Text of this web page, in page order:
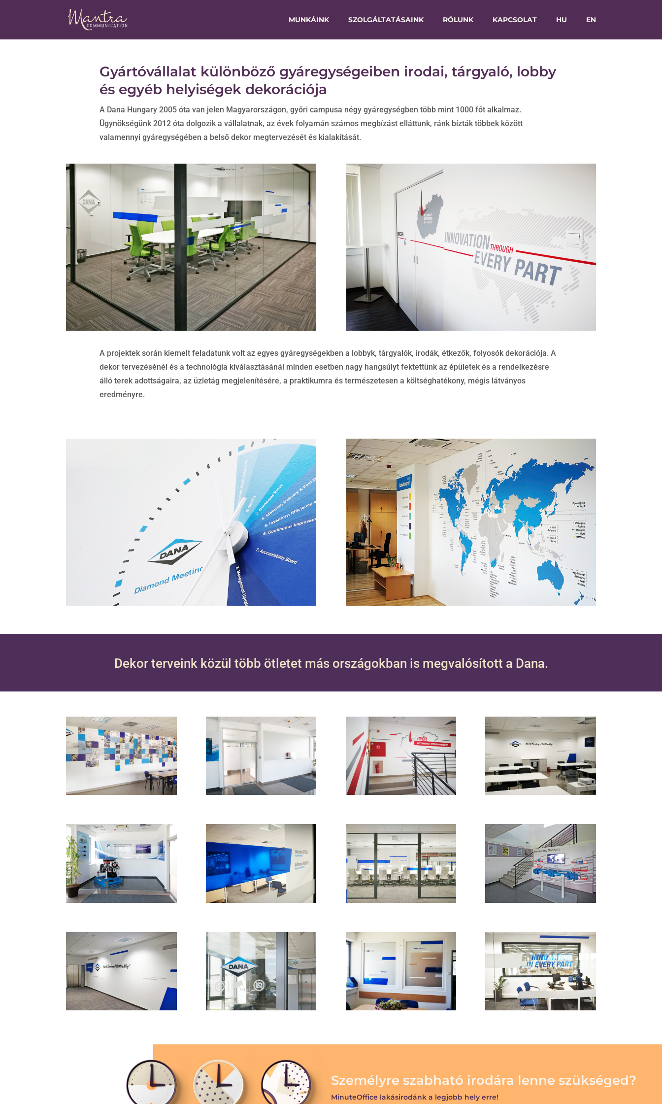
MUNKÁINK SZOLGÁLTATÁSAINK RÓLUNK KAPCSOLAT HU EN
Gyártóvállalat különböző gyáregységeiben irodai, tárgyaló, lobby
és egyéb helyiségek dekorációja
A Dana Hungary 2005 óta van jelen Magyarországon, győri campusa négy gyáregységben több mint 1000 főt alkalmaz.
Ügynökségünk 2012 óta dolgozik a vállalatnak, az évek folyamán számos megbízást elláttunk, ránk bízták többek között
valamennyi gyáregységében a belső dekor megtervezését és kialakítását.
A projektek során kiemelt feladatunk volt az egyes gyáregységekben a lobbyk, tárgyalók, irodák, étkezők, folyosók dekorációja. A
dekor tervezésénél és a technológia kiválasztásánál minden esetben nagy hangsúlyt fektettünk az épületek és a rendelkezésre
álló terek adottságaira, az üzletág megjelenítésére, a praktikumra és természetesen a költséghatékony, mégis látványos
eredményre.
Dekor terveink közül több ötletet más országokban is megvalósított a Dana.
Személyre szabható irodára lenne szükséged?
MinuteOffice lakásirodánk a legjobb hely erre!